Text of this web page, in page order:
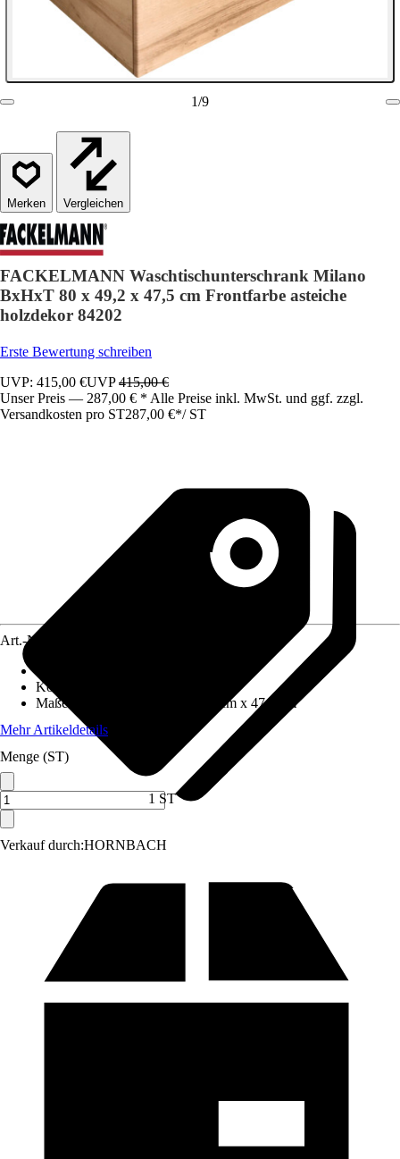
1/9
Vergleichen
FACKELMANN Waschtischunterschrank Milano
BxHxT 80 x 49,2 x 47,5 cm Frontfarbe asteiche
holzdekor 84202
Erste Bewertung schreiben
UVP: 415,00 €UVP415,00 €
Unser Preis — 287,00 € * Alle Preise inkl. MwSt. und ggf. zzgl.
Versandkosten pro ST287,00 €*/ ST
Verkauf durch:HORNBACH
Art.-Nr.
Korpusfarbe
Maße (BxHxT)
80.0 cm x 49.2 cm x 47.5 cm
Mehr Artikeldetails
Menge (ST)
1 ST